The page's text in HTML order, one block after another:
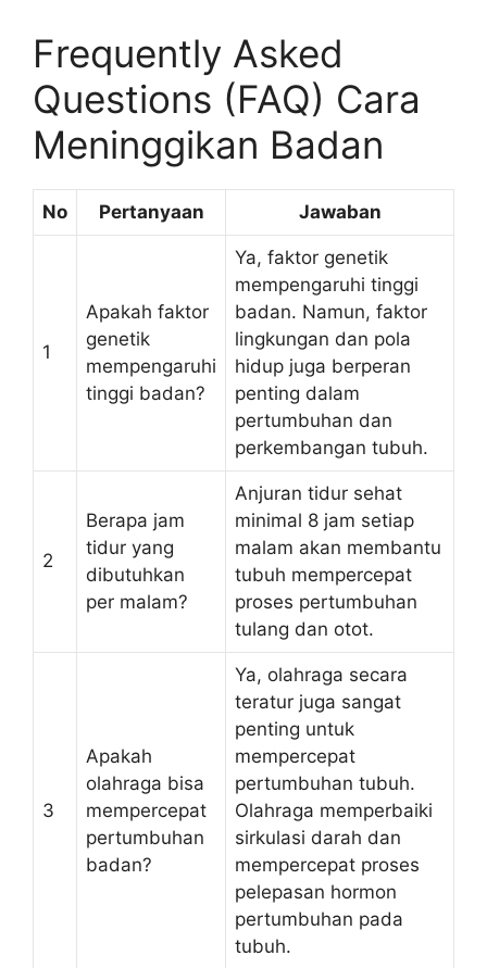
Frequently Asked
Questions (FAQ) Cara
Meninggikan Badan
No Pertanyaan Jawaban
1
Apakah faktor
genetik
mempengaruhi
tinggi badan?
Ya, faktor genetik
mempengaruhi tinggi
badan. Namun, faktor
lingkungan dan pola
hidup juga berperan
penting dalam
pertumbuhan dan
perkembangan tubuh.
2
Berapa jam
tidur yang
dibutuhkan
per malam?
Anjuran tidur sehat
minimal 8 jam setiap
malam akan membantu
tubuh mempercepat
proses pertumbuhan
tulang dan otot.
3
Apakah
olahraga bisa
mempercepat
pertumbuhan
badan?
Ya, olahraga secara
teratur juga sangat
penting untuk
mempercepat
pertumbuhan tubuh.
Olahraga memperbaiki
sirkulasi darah dan
mempercepat proses
pelepasan hormon
pertumbuhan pada
tubuh.